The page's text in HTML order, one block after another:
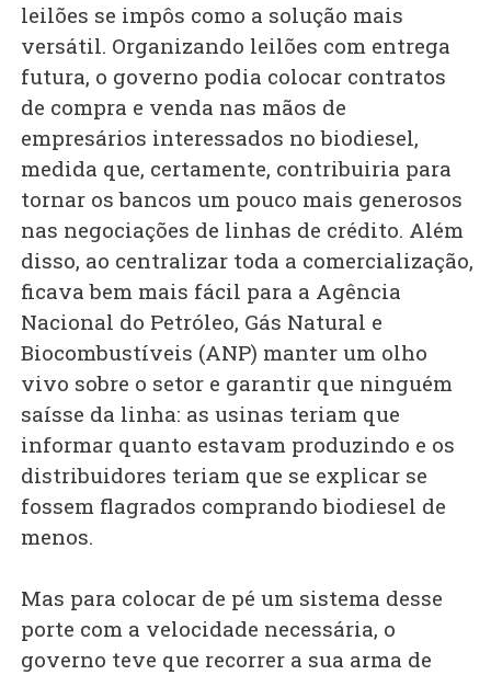
leilões se impôs como a solução mais
versátil. Organizando leilões com entrega
futura, o governo podia colocar contratos
de compra e venda nas mãos de
empresários interessados no biodiesel,
medida que, certamente, contribuiria para
tornar os bancos um pouco mais generosos
nas negociações de linhas de crédito. Além
disso, ao centralizar toda a comercialização,
ficava bem mais fácil para a Agência
Nacional do Petróleo, Gás Natural e
Biocombustíveis (ANP) manter um olho
vivo sobre o setor e garantir que ninguém
saísse da linha: as usinas teriam que
informar quanto estavam produzindo e os
distribuidores teriam que se explicar se
fossem flagrados comprando biodiesel de
menos.
Mas para colocar de pé um sistema desse
porte com a velocidade necessária, o
governo teve que recorrer a sua arma de